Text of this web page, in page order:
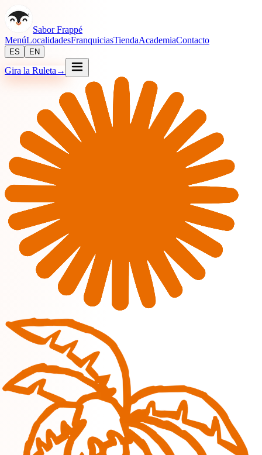
Sabor Frappé
MenúLocalidadesFranquiciasTiendaAcademiaContacto
ES EN
Gira la Ruleta →